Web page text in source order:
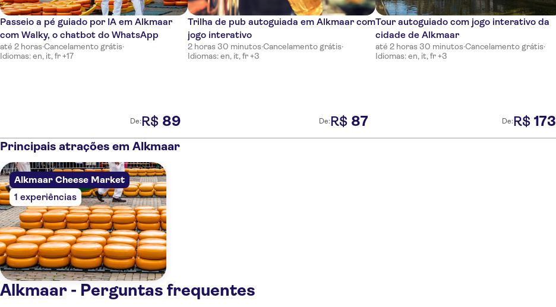
Passeio a pé guiado por IA em Alkmaar
com Walky, o chatbot do WhatsApp
até 2 horas·Cancelamento grátis·
Idiomas: en, it, fr +17
De:R$ 89
Trilha de pub autoguiada em Alkmaar com
jogo interativo
2 horas 30 minutos·Cancelamento grátis·
Idiomas: en, it, fr +3
De:R$ 87
Tour autoguiado com jogo interativo da
cidade de Alkmaar
até 2 horas 30 minutos·Cancelamento grátis·
Idiomas: en, it, fr +3
De:R$ 173
Principais atrações em Alkmaar
Alkmaar Cheese Market
1 experiências
Alkmaar - Perguntas frequentes